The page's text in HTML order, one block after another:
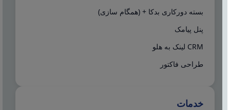
بسته دورکاری بدکا + (همگام سازی)
پنل پیامک
CRM لینک به هلو
طراحی فاکتور
خدمات